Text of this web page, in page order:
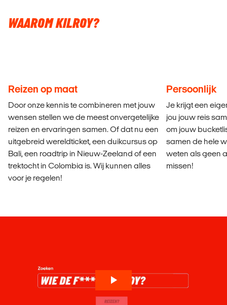
WAAROM KILROY?
Reizen op maat
Door onze kennis te combineren met jouw
wensen stellen we de meest onvergetelijke
reizen en ervaringen samen. Of dat nu een
uitgebreid wereldticket, een duikcursus op
Bali, een roadtrip in Nieuw-Zeeland of een
trektocht in Colombia is. Wij kunnen alles
voor je regelen!
Persoonlijk
Je krijgt een
jou jouw reis
om jouw
samen de hele
weten als geen
missen!